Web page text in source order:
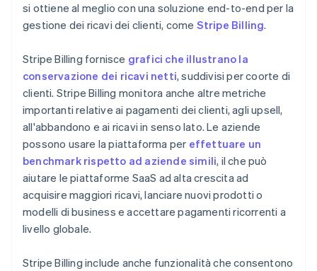
si ottiene al meglio con una soluzione end-to-end per la
gestione dei ricavi dei clienti, come Stripe Billing.
Stripe Billing fornisce grafici che illustrano la
conservazione dei ricavi netti, suddivisi per coorte di
clienti. Stripe Billing monitora anche altre metriche
importanti relative ai pagamenti dei clienti, agli upsell,
all'abbandono e ai ricavi in senso lato. Le aziende
possono usare la piattaforma per effettuare un
benchmark rispetto ad aziende simili, il che può
aiutare le piattaforme SaaS ad alta crescita ad
acquisire maggiori ricavi, lanciare nuovi prodotti o
modelli di business e accettare pagamenti ricorrenti a
livello globale.
Stripe Billing include anche funzionalità che consentono